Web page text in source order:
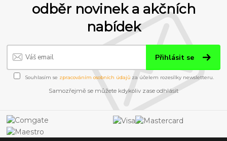
odběr novinek a akčních
nabídek
Přihlásit se
Souhlasím se zpracováním osobních údajůza účelem rozesílky newsletteru.
Samozřejmě se můžete kdykoliv zase odhlásit